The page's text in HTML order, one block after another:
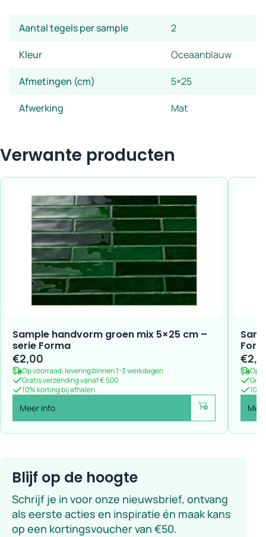
Aantal tegels per sample 2
Kleur Oceaanblauw
Afmetingen (cm) 5×25
Afwerking Mat
Verwante producten
Sample handvorm groen mix 5×25 cm –
serie Forma
€2,00
Op voorraad, levering binnen 1-3 werkdagen
Gratis verzending vanaf € 500
10% korting bij afhalen
Meer info Voeg toe
€
Op
Blijf op de hoogte
Schrijf je in voor onze nieuwsbrief, ontvang
als eerste acties en inspiratie én maak kans
op een kortingsvoucher van €50.